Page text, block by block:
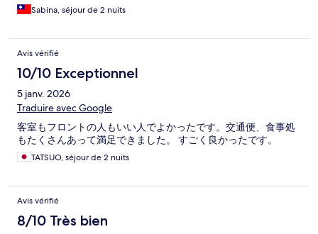
Sabina, séjour de 2 nuits
Avis vérifié
10/10 Exceptionnel
5 janv. 2026
Traduire avec Google
客室もフロントの人もいい人でよかったです。交通便、食事処
もたくさんあって満足できました。 すごく良かったです。
TATSUO, séjour de 2 nuits
Avis vérifié
8/10 Très bien